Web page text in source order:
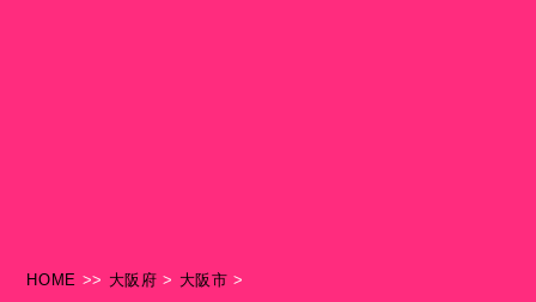
HOME >> 大阪府 > 大阪市 >